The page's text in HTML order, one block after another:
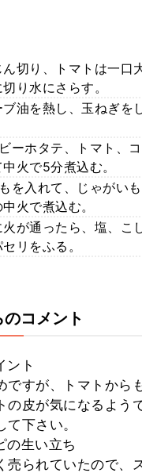
切り、トマトは一口
り水にさらす。
油を熱し、玉ねぎを
ーホタテ、トマト、
火で5分煮込む。
を入れて、じゃがい
火で煮込む。
が通ったら、塩、こ
リをふる。
コメント
ント
ですが、トマトから
の皮が気になるよう
て下さい。
生い立ち
売られていたので、